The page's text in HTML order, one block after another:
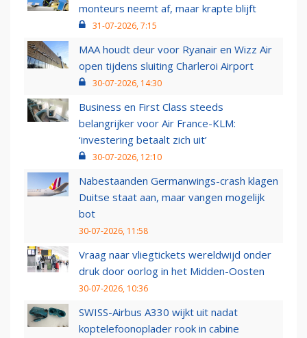
monteurs neemt af, maar krapte blijft
31-07-2026, 7:15
MAA houdt deur voor Ryanair en Wizz Air
open tijdens sluiting Charleroi Airport
30-07-2026, 14:30
Business en First Class steeds
belangrijker voor Air France-KLM:
‘investering betaalt zich uit’
30-07-2026, 12:10
Nabestaanden Germanwings-crash klagen
Duitse staat aan, maar vangen mogelijk
bot
30-07-2026, 11:58
Vraag naar vliegtickets wereldwijd onder
druk door oorlog in het Midden-Oosten
30-07-2026, 10:36
SWISS-Airbus A330 wijkt uit nadat
koptelefoonoplader rook in cabine